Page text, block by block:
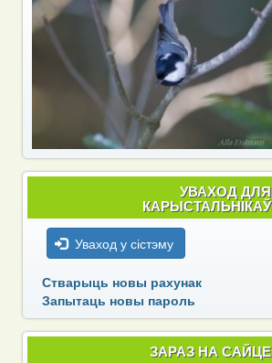
УВАХОД ДЛЯ
КАРЫСТАЛЬНІКАЎ
Уваход у сістэму
Стварыць новы рахунак
Запытаць новы пароль
ЗАРАЗ НА САЙЦЕ